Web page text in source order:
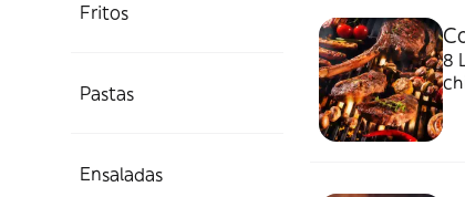
Fritos
Pastas
Ensaladas
8